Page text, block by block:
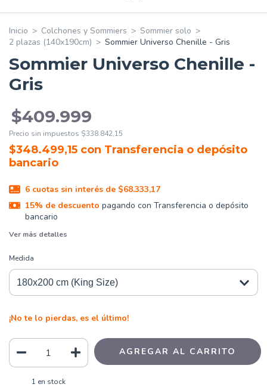
Inicio > Colchones y Sommiers > Sommier solo >
2 plazas (140x190cm) > Sommier Universo Chenille - Gris
Sommier Universo Chenille -
Gris
$409.999
Precio sin impuestos $338.842,15
$348.499,15 con Transferencia o depósito
bancario
6 cuotas sin interés de $68.333,17
15% de descuento pagando con Transferencia o depósito
bancario
Ver más detalles
Medida
¡No te lo pierdas, es el último!
1 en stock